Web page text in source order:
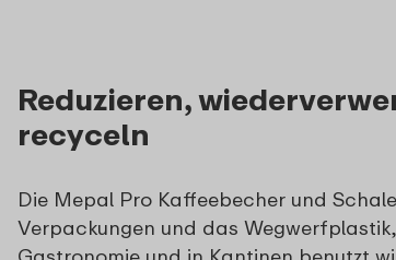
Reduzieren,
recyceln
Die Mepal Pro Kaffeebecher und
Verpackungen und das